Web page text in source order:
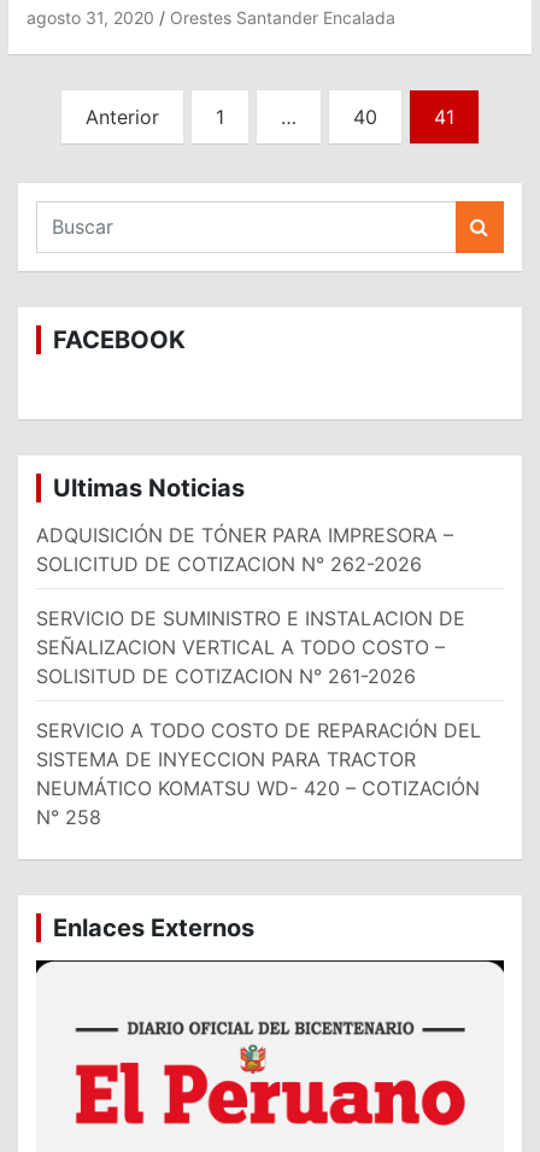
agosto 31, 2020 Orestes Santander Encalada
Paginación
de
entradas
Anterior 1 … 40 41
s
c
a
r
FACEBOOK
Ultimas Noticias
ADQUISICIÓN DE TÓNER PARA IMPRESORA –
SOLICITUD DE COTIZACION N° 262-2026
SERVICIO DE SUMINISTRO E INSTALACION DE
SEÑALIZACION VERTICAL A TODO COSTO –
SOLISITUD DE COTIZACION N° 261-2026
SERVICIO A TODO COSTO DE REPARACIÓN DEL
SISTEMA DE INYECCION PARA TRACTOR
NEUMÁTICO KOMATSU WD- 420 – COTIZACIÓN
N° 258
Enlaces Externos